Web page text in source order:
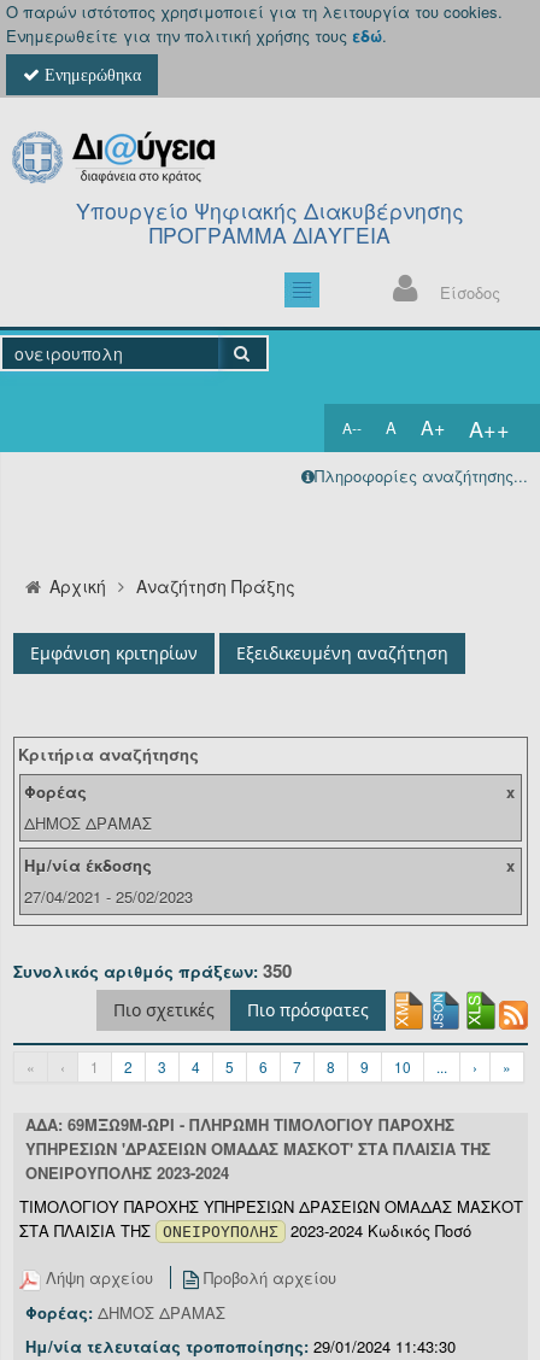
Ο παρών ιστότοπος χρησιμοποιεί για τη λειτουργία του cookies.
Ενημερωθείτε για την πολιτική χρήσης τους εδώ.
Ενημερώθηκα
Υπουργείο Ψηφιακής Διακυβέρνησης
ΠΡΟΓΡΑΜΜΑ ΔΙΑΥΓΕΙΑ
Είσοδος
A-- A A+ A++
Αναζήτηση
Οργανόγραμμα
Επικοινωνία/Υποστήριξη
Είσοδος
Πληροφορίες αναζήτησης...
Αρχική Αναζήτηση Πράξης
Εμφάνιση κριτηρίων Εξειδικευμένη αναζήτηση
Κριτήρια αναζήτησης
x
Φορέας
ΔΗΜΟΣ ΔΡΑΜΑΣ
x
Ημ/νία έκδοσης
27/04/2021 - 25/02/2023
Συνολικός αριθμός πράξεων: 350
Πιο σχετικές Πιο πρόσφατες
« ‹ 1 2 3 4 5 6 7 8 9 10 ... › »
ΑΔΑ: 69ΜΞΩ9Μ-ΩΡΙ - ΠΛΗΡΩΜΗ ΤΙΜΟΛΟΓΙΟΥ ΠΑΡΟΧΗΣ
ΥΠΗΡΕΣΙΩΝ 'ΔΡΑΣΕΙΩΝ ΟΜΑΔΑΣ ΜΑΣΚΟΤ' ΣΤΑ ΠΛΑΙΣΙΑ ΤΗΣ
ΟΝΕΙΡΟΥΠΟΛΗΣ 2023-2024
ΤΙΜΟΛΟΓΙΟΥ ΠΑΡΟΧΗΣ ΥΠΗΡΕΣΙΩΝ ΔΡΑΣΕΙΩΝ ΟΜΑΔΑΣ ΜΑΣΚΟΤ
ΣΤΑ ΠΛΑΙΣΙΑ ΤΗΣ
ΟΝΕΙΡΟΥΠΟΛΗΣ 2023-2024 Κωδικός Ποσό
Λήψη αρχείου
Προβολή αρχείου
Φορέας: ΔΗΜΟΣ ΔΡΑΜΑΣ
Ημ/νία τελευταίας τροποποίησης: 29/01/2024 11:43:30